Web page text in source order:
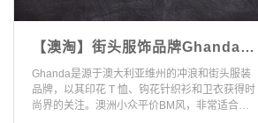
【澳淘】街头服饰品牌Ghanda澳
网海淘攻略（2023版）
Ghanda是源于澳大利亚维州的冲浪和街头服装
品牌，以其印花 T 恤、钩花针织衫和卫衣获得时
尚界的关注。澳洲小众平价BM风，非常适合度